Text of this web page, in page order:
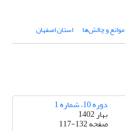
موانع و چالش‌ها استان اصفهان
دوره 10، شماره 1
بهار 1402
صفحه117-132